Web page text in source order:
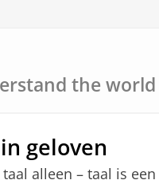
the world
geloven
alleen – taal is een